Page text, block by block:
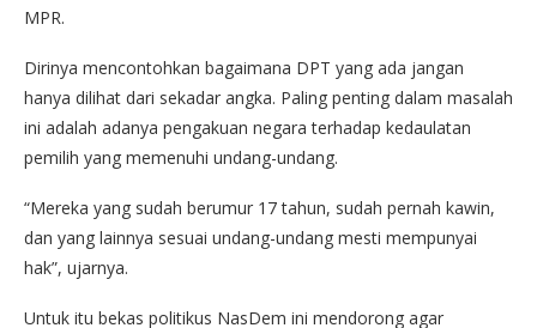
MPR.
Dirinya mencontohkan bagaimana DPT yang ada jangan
hanya dilihat dari sekadar angka. Paling penting dalam masalah
ini adalah adanya pengakuan negara terhadap kedaulatan
pemilih yang memenuhi undang-undang.
“Mereka yang sudah berumur 17 tahun, sudah pernah kawin,
dan yang lainnya sesuai undang-undang mesti mempunyai
hak”, ujarnya.
Untuk itu bekas politikus NasDem ini mendorong agar